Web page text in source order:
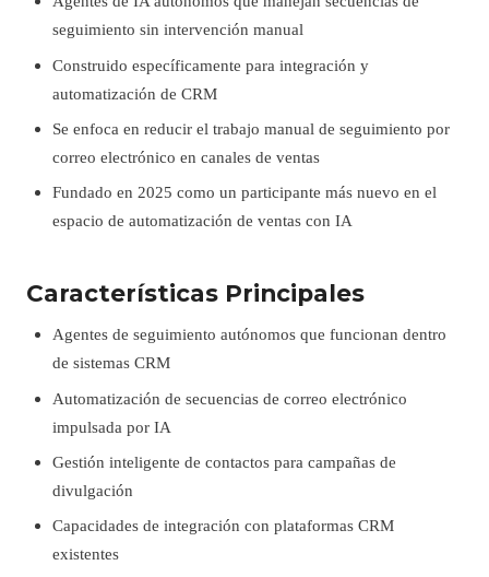
seguimiento sin intervención manual
Construido específicamente para integración y
automatización de CRM
Se enfoca en reducir el trabajo manual de seguimiento por
correo electrónico en canales de ventas
Fundado en 2025 como un participante más nuevo en el
espacio de automatización de ventas con IA
Características Principales
Agentes de seguimiento autónomos que funcionan dentro
de sistemas CRM
Automatización de secuencias de correo electrónico
impulsada por IA
Gestión inteligente de contactos para campañas de
divulgación
Capacidades de integración con plataformas CRM
existentes